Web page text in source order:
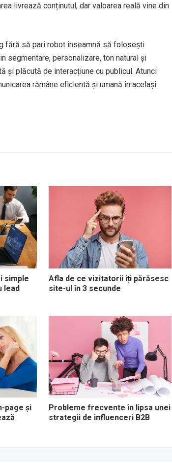
livrează conținutul, dar valoarea reală vine din
fără să pari robot înseamnă să folosești
segmentare, personalizare, ton natural și
și plăcută de interacțiune cu publicul. Atunci
rămâne eficientă și umană în același
simple
lead
Afla de ce vizitatorii îți părăsesc
site-ul în 3 secunde
page și
Probleme frecvente în lipsa unei
strategii de influenceri B2B